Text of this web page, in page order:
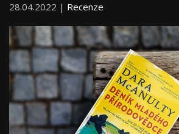
28.04.2022 | Recenze